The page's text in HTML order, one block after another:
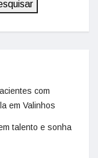
com
em Valinhos
talento e sonha